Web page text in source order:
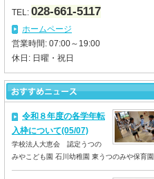
TEL: 028-661-5117
ホームページ
営業時間: 07:00～19:00
休日: 日曜・祝日
令和８年度の各学年転
入枠について(05/07)
学校法人大恵会 認定うつの
みやこども園 石川幼稚園 東うつのみや保育園